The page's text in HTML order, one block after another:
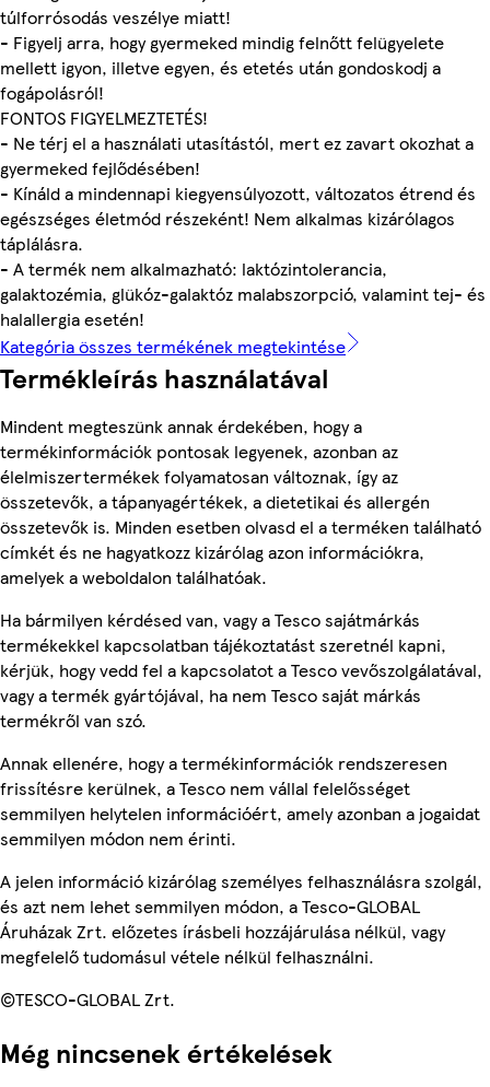
túlforrósodás veszélye miatt!
- Figyelj arra, hogy gyermeked mindig felnőtt felügyelete
mellett igyon, illetve egyen, és etetés után gondoskodj a
fogápolásról!
FONTOS FIGYELMEZTETÉS!
- Ne térj el a használati utasítástól, mert ez zavart okozhat a
gyermeked fejlődésében!
- Kínáld a mindennapi kiegyensúlyozott, változatos étrend és
egészséges életmód részeként! Nem alkalmas kizárólagos
táplálásra.
- A termék nem alkalmazható: laktózintolerancia,
galaktozémia, glükóz-galaktóz malabszorpció, valamint tej- és
halallergia esetén!
Kategória összes termékének megtekintése
Termékleírás használatával
Mindent megteszünk annak érdekében, hogy a
termékinformációk pontosak legyenek, azonban az
élelmiszertermékek folyamatosan változnak, így az
összetevők, a tápanyagértékek, a dietetikai és allergén
összetevők is. Minden esetben olvasd el a terméken található
címkét és ne hagyatkozz kizárólag azon információkra,
amelyek a weboldalon találhatóak.
Ha bármilyen kérdésed van, vagy a Tesco sajátmárkás
termékekkel kapcsolatban tájékoztatást szeretnél kapni,
kérjük, hogy vedd fel a kapcsolatot a Tesco vevőszolgálatával,
vagy a termék gyártójával, ha nem Tesco saját márkás
termékről van szó.
Annak ellenére, hogy a termékinformációk rendszeresen
frissítésre kerülnek, a Tesco nem vállal felelősséget
semmilyen helytelen információért, amely azonban a jogaidat
semmilyen módon nem érinti.
A jelen információ kizárólag személyes felhasználásra szolgál,
és azt nem lehet semmilyen módon, a Tesco-GLOBAL
Áruházak Zrt. előzetes írásbeli hozzájárulása nélkül, vagy
megfelelő tudomásul vétele nélkül felhasználni.
©TESCO-GLOBAL Zrt.
Még nincsenek értékelések